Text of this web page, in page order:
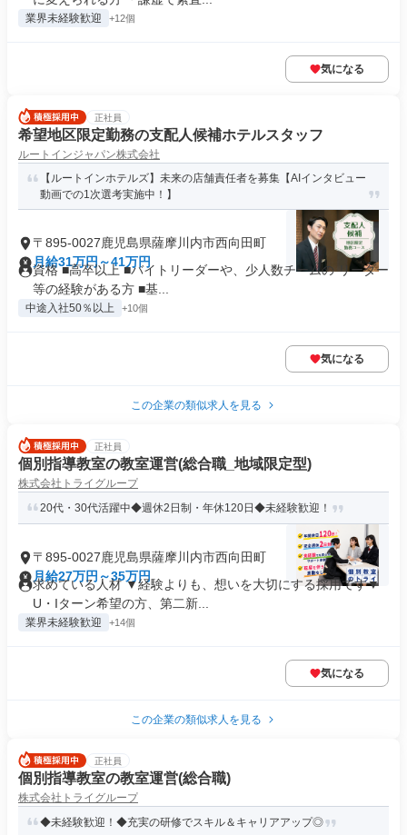
業界未経験歓迎 +12個
気になる
正社員
希望地区限定勤務の支配人候補ホテルスタッフ
ルートインジャパン株式会社
【ルートインホテルズ】未来の店舗責任者を募集【AIインタビュー
動画での1次選考実施中！】
〒895-0027鹿児島県薩摩川内市西向田町
月給31万円～41万円
資格 ■高卒以上 ■バイトリーダーや、少人数チームの リーダー
等の経験がある方 ■基...
中途入社50％以上 +10個
気になる
この企業の類似求人を見る
正社員
個別指導教室の教室運営(総合職_地域限定型)
株式会社トライグループ
20代・30代活躍中◆週休2日制・年休120日◆未経験歓迎！
〒895-0027鹿児島県薩摩川内市西向田町
月給27万円～35万円
求めている人材 ▼経験よりも、想いを大切にする採用です▼
U・Iターン希望の方、第二新...
業界未経験歓迎 +14個
気になる
この企業の類似求人を見る
正社員
個別指導教室の教室運営(総合職)
株式会社トライグループ
◆未経験歓迎！◆充実の研修でスキル＆キャリアアップ◎